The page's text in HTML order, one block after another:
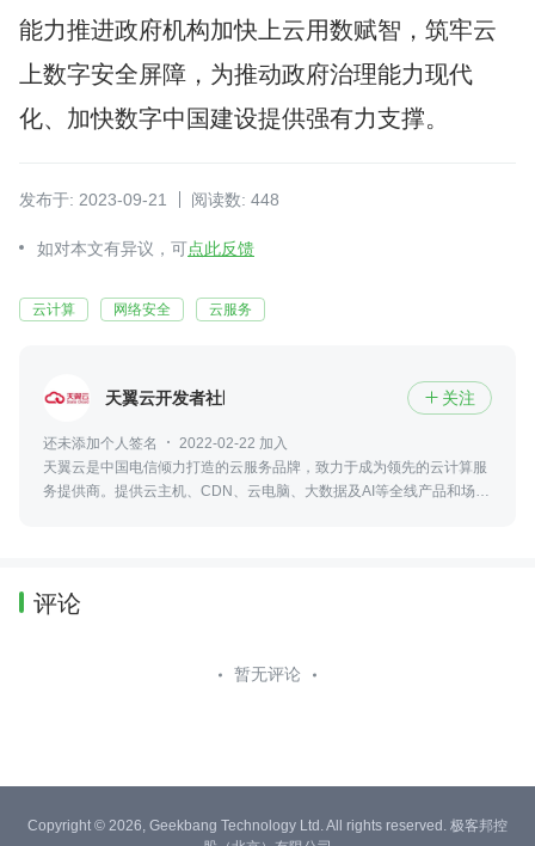
能力推进政府机构加快上云用数赋智，筑牢云
上数字安全屏障，为推动政府治理能力现代
化、加快数字中国建设提供强有力支撑。
发布于: 2023-09-21 阅读数: 448
如对本文有异议，可点此反馈
云计算 网络安全 云服务
天翼云开发者社区  关注
还未添加个人签名
2022-02-22 加入
天翼云是中国电信倾力打造的云服务品牌，致力于成为领先的云计算服
务提供商。提供云主机、CDN、云电脑、大数据及AI等全线产品和场景
评论
暂无评论
Copyright © 2026, Geekbang Technology Ltd. All rights reserved. 极客邦控